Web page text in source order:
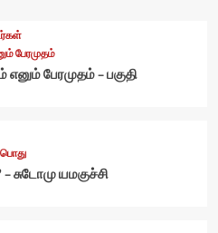
பேரமுதம்
எனும் பேரமுதம் – பகுதி
பொது
– சுடோமு யமகுச்சி